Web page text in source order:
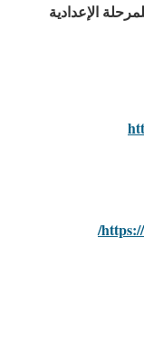
الإعدادية